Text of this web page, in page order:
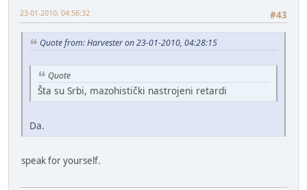
#43
23-01-2010, 04:56:32
Quote from: Harvester on 23-01-2010, 04:28:15
Quote
Šta su Srbi, mazohistički nastrojeni retardi
Da.
speak for yourself.